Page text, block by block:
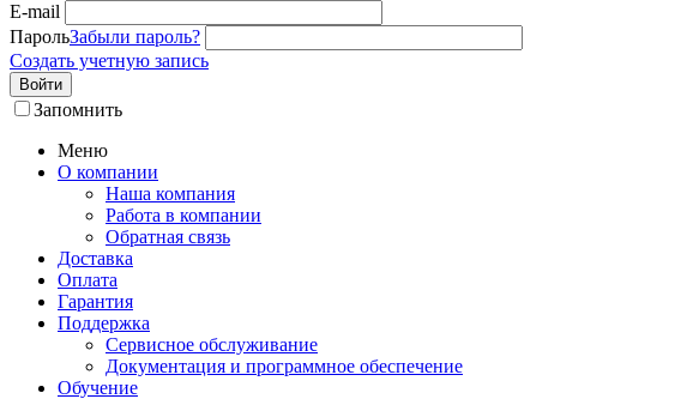
E-mail
ПарольЗабыли пароль?
Создать учетную запись
Войти
Запомнить
Меню
О компании
Наша компания
Работа в компании
Обратная связь
Доставка
Оплата
Гарантия
Поддержка
Сервисное обслуживание
Документация и программное обеспечение
Обучение